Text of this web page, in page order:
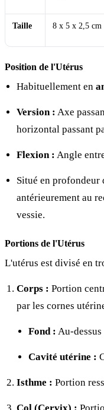
Taille 8 x 5 x 2,5 cm
Position de l'Utérus
Habituellement en
Version : Axe
horizontal passant
Flexion : Angle
Situé en profondeur
antérieurement au
vessie.
Portions de l'Utérus
L'utérus est divisé en
Corps : Portion
par les cornes
Fond : Au-
Cavité utérine :
Isthme : Portion
Col (Cervix) :